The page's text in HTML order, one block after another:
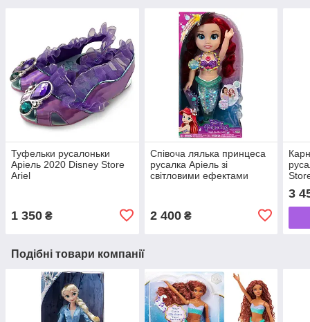
Туфельки русалоньки
Аріель 2020 Disney Store
Ariel
1 350 ₴
Співоча лялька принцеса
русалка Аріель зі
світловими ефектами
2 400₴
3
Подібні товари компанії